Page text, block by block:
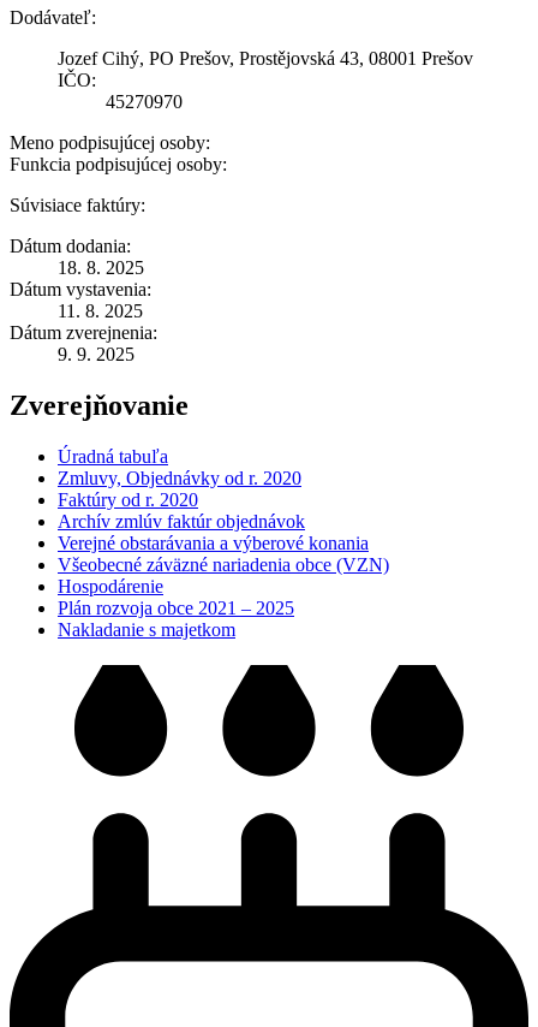
Dodávateľ:
Jozef Cihý, PO Prešov, Prostějovská 43, 08001 Prešov
IČO:
45270970
Meno podpisujúcej osoby:
Funkcia podpisujúcej osoby:
Súvisiace faktúry:
Dátum dodania:
18. 8. 2025
Dátum vystavenia:
11. 8. 2025
Dátum zverejnenia:
9. 9. 2025
Zverejňovanie
Úradná tabuľa
Zmluvy, Objednávky od r. 2020
Faktúry od r. 2020
Archív zmlúv faktúr objednávok
Verejné obstarávania a výberové konania
Všeobecné záväzné nariadenia obce (VZN)
Hospodárenie
Plán rozvoja obce 2021 – 2025
Nakladanie s majetkom